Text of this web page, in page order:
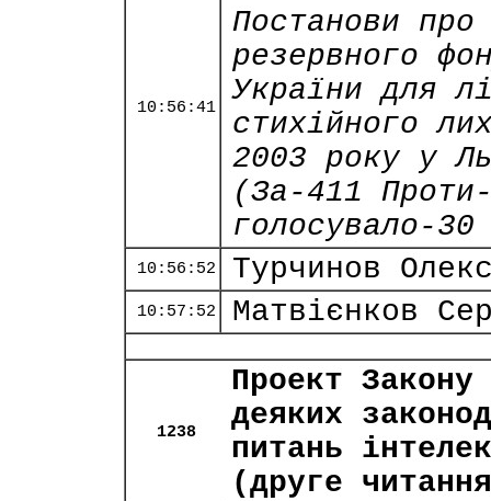
10:56:41
Постанови
резервного
України для
стихійного
2003 року у
(За-411
голосувало-
10:56:52 Турчинов
10:57:52 Матвієнков
1238
Проект
деяких
питань
(друге